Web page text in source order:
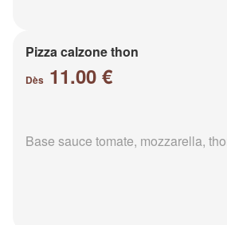
Pizza calzone thon
Dès 11.00 €
Base sauce tomate, mozzarella,